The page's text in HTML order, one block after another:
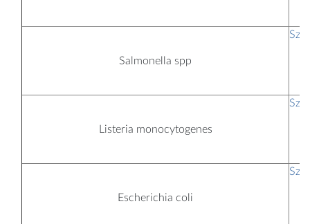
Salmonella spp
Listeria monocytogenes
Escherichia coli